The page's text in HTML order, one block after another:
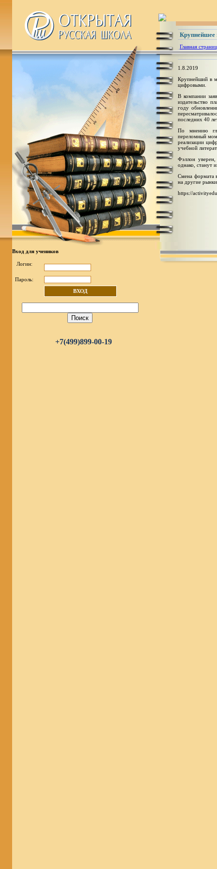
Крупнейшее
Главная
Вход для учеников
Логин:
Пароль:
ВХОД
+7(499)899-00-19
1.8.2019
Крупнейший в
цифровыми.
В компании
издательство
году
последних 40
По мнению
переломный
реализации
учебной
Фэллон
однако, станут
Смена формата
на другие
https://